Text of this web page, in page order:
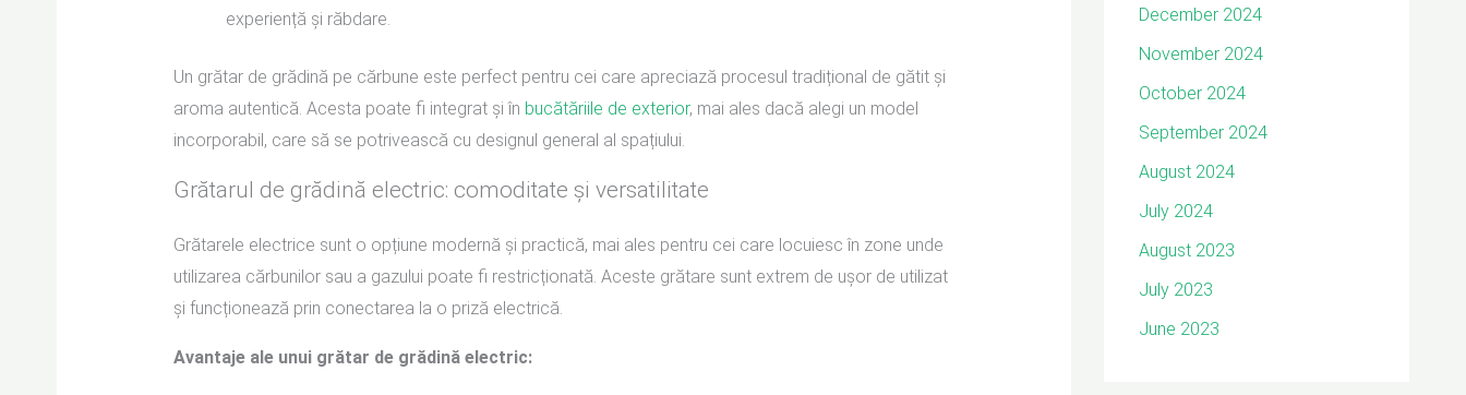
experiență și răbdare.
Un grătar de grădină pe cărbune este perfect pentru cei care apreciază procesul tradițional de gătit și
aroma autentică. Acesta poate fi integrat și în bucătăriile de exterior, mai ales dacă alegi un model
incorporabil, care să se potrivească cu designul general al spațiului.
Grătarul de grădină electric: comoditate și versatilitate
Grătarele electrice sunt o opțiune modernă și practică, mai ales pentru cei care locuiesc în zone unde
utilizarea cărbunilor sau a gazului poate fi restricționată. Aceste grătare sunt extrem de ușor de utilizat
și funcționează prin conectarea la o priză electrică.
Avantaje ale unui grătar de grădină electric:
December 2024
November 2024
October 2024
September 2024
August 2024
July 2024
August 2023
July 2023
June 2023